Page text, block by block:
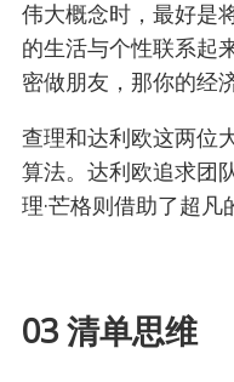
伟大概念时，最好是
的生活与个性联系起
密做朋友，那你的经
查理和达利欧这两位
算法。达利欧追求团
理·芒格则借助了超凡
03 清单思维